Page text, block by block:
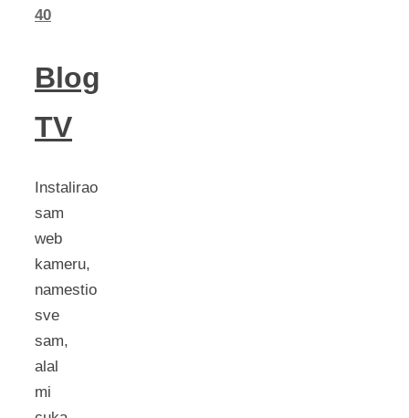
40
Blog
TV
Instalirao
sam
web
kameru,
namestio
sve
sam,
alal
mi